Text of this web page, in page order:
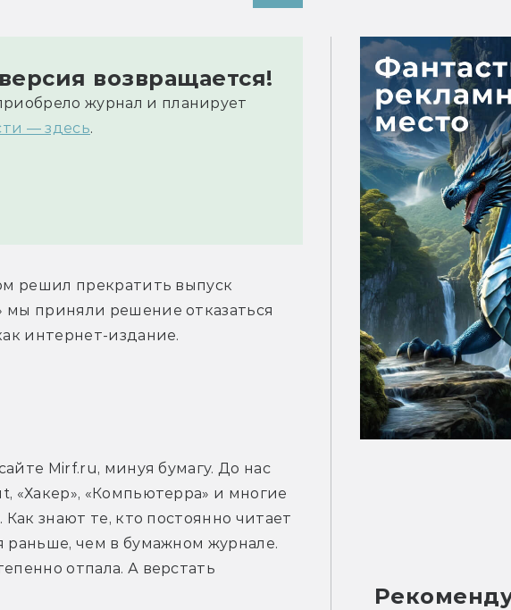
возвращается!
журнал и планирует
— здесь.
решил прекратить выпуск
приняли решение отказаться
интернет-издание.
Mirf.ru, минуя бумагу. До нас
«Компьютерра» и многие
знают те, кто постоянно читает
чем в бумажном журнале.
отпала. А верстать